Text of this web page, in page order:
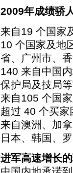
2009年成绩骄
来自19 个国家
10 个国家及地
省、广州市、
140 来自中国
保护局及技局
来自105 个国
超过 40 个买
来自澳洲、加
日本、韩国、
进军高速增长